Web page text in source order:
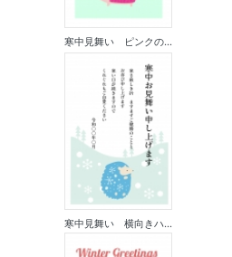
寒中見舞い ピンクの...
寒中見舞い 横向きハ...